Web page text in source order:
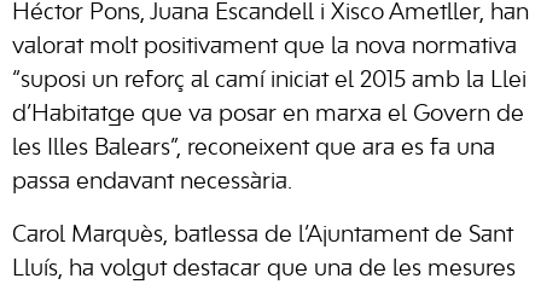
Héctor Pons, Juana Escandell i Xisco Ametller, han
valorat molt positivament que la nova normativa
“suposi un reforç al camí iniciat el 2015 amb la Llei
d’Habitatge que va posar en marxa el Govern de
les Illes Balears”, reconeixent que ara es fa una
passa endavant necessària.
Carol Marquès, batlessa de l’Ajuntament de Sant
Lluís, ha volgut destacar que una de les mesures